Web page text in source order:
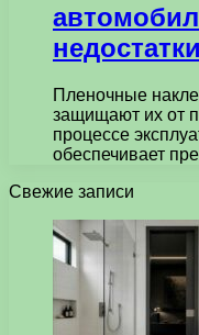
недостатки
Пленочные
защищают их от
процессе
обеспечивает
Свежие записи